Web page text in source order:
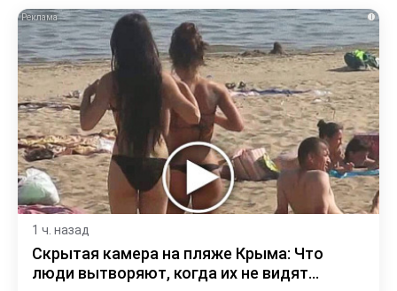
i
1 ч. назад
Скрытая камера на пляже Крыма: Что
люди вытворяют, когда их не видят...